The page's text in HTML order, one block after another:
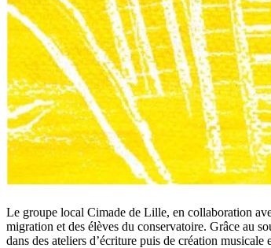
Le groupe local Cimade de Lille, en collaboration
migration et des élèves du conservatoire. Grâce au
dans des ateliers d’écriture puis de création musicale